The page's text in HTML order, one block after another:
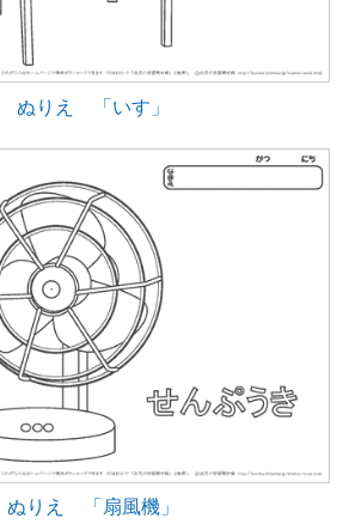
ぬりえ 「いす」
ぬりえ 「扇風機」